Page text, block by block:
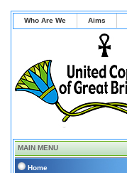
Who Are We Aims
MAIN MENU
Home